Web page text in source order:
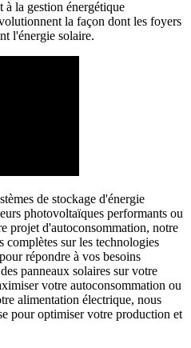
à la gestion énergétique
la façon dont les foyers
l'énergie solaire.
de stockage d'énergie
photovoltaïques performants ou
projet d'autoconsommation, notre
sur les technologies
répondre à vos besoins
panneaux solaires sur votre
votre autoconsommation ou
alimentation électrique, nous
pour optimiser votre production et